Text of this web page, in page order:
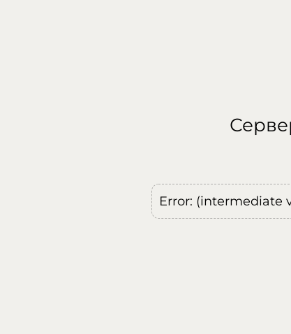
Error: (intermediate